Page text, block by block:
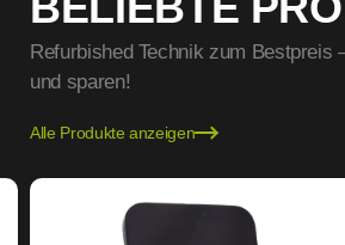
Refurbished Technik zum Bestpreis
und sparen!
Alle Produkte anzeigen